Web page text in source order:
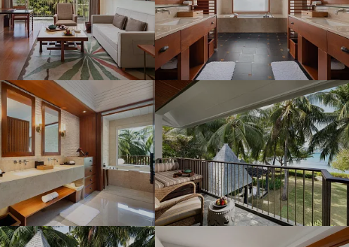
посещают семинары и
рекламные туры.
Мы проверяем
цены
Мы не продаём туры он-лайн.
Сначала наш менеджер
убедится в наличии тура по
указанной цене и только после
это связывается с клиентом.
Да! Это не современно, но зато
надёжно!